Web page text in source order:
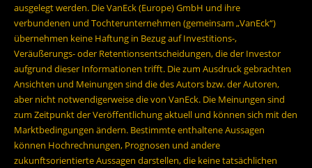
ausgelegt werden. Die VanEck (Europe) GmbH und ihre
verbundenen und Tochterunternehmen (gemeinsam „VanEck“)
übernehmen keine Haftung in Bezug auf Investitions-,
Veräußerungs- oder Retentionsentscheidungen, die der Investor
aufgrund dieser Informationen trifft. Die zum Ausdruck gebrachten
Ansichten und Meinungen sind die des Autors bzw. der Autoren,
aber nicht notwendigerweise die von VanEck. Die Meinungen sind
zum Zeitpunkt der Veröffentlichung aktuell und können sich mit den
Marktbedingungen ändern. Bestimmte enthaltene Aussagen
können Hochrechnungen, Prognosen und andere
zukunftsorientierte Aussagen darstellen, die keine tatsächlichen